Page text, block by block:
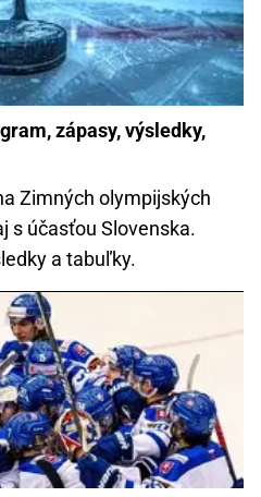
zápasy, výsledky,
Zimných olympijských
s účasťou Slovenska.
a tabuľky.